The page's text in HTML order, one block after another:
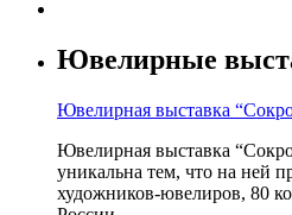
Ювелирные
Ювелирная выставка
Ювелирная выставка
уникальна тем, что на ней
художников-ювелиров, 80